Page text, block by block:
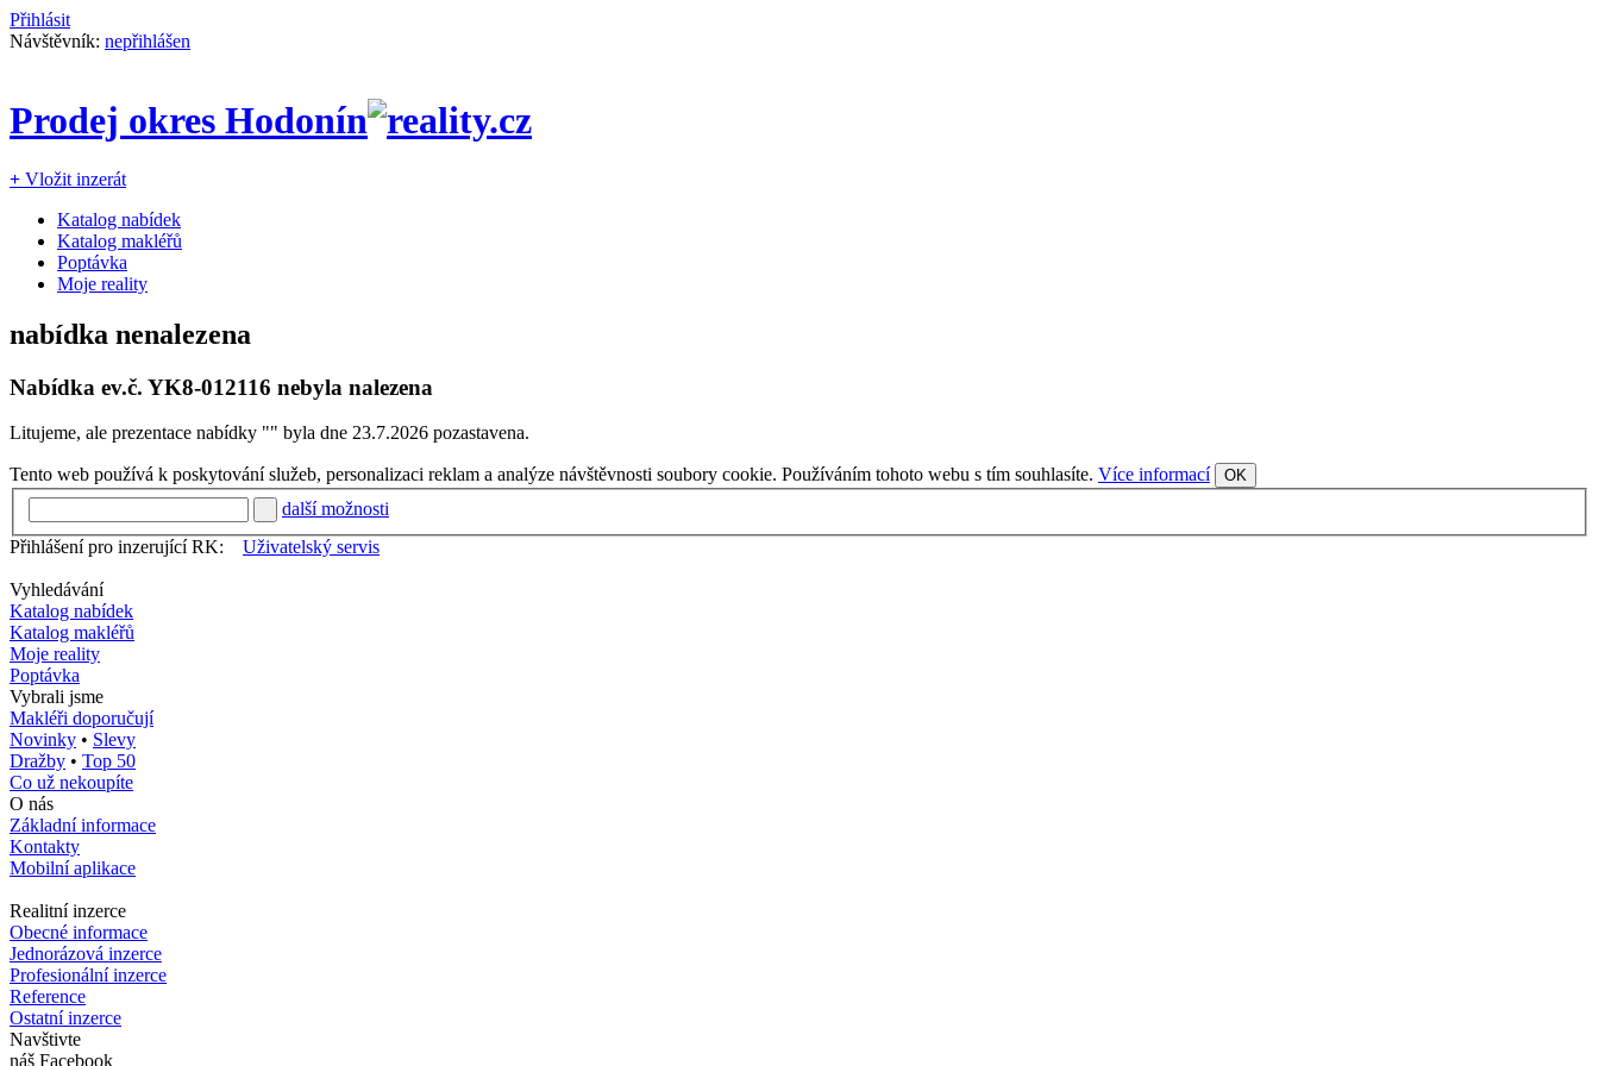
Přihlásit
Návštěvník: nepřihlášen
Prodej okres Hodonín
+ Vložit inzerát
Katalog nabídek
Katalog makléřů
Poptávka
Moje reality
nabídka nenalezena
Nabídka ev.č. YK8-012116 nebyla nalezena
Litujeme, ale prezentace nabídky "" byla dne 23.7.2026 pozastavena.
Tento web používá k poskytování služeb, personalizaci reklam a analýze návštěvnosti soubory cookie. Používáním tohoto webu s tím souhlasíte. Více informací OK
další možnosti
Přihlášení pro inzerující RK:
Uživatelský servis
Vyhledávání
Katalog nabídek
Katalog makléřů
Moje reality
Poptávka
Vybrali jsme
Makléři doporučují
Novinky • Slevy
Dražby • Top 50
Co už nekoupíte
O nás
Základní informace
Kontakty
Mobilní aplikace
Realitní inzerce
Obecné informace
Jednorázová inzerce
Profesionální inzerce
Reference
Ostatní inzerce
Navštivte
náš Facebook